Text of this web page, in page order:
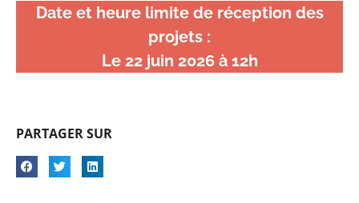
Date et heure limite de réception des
projets :
Le 22 juin 2026 à 12h
PARTAGER SUR